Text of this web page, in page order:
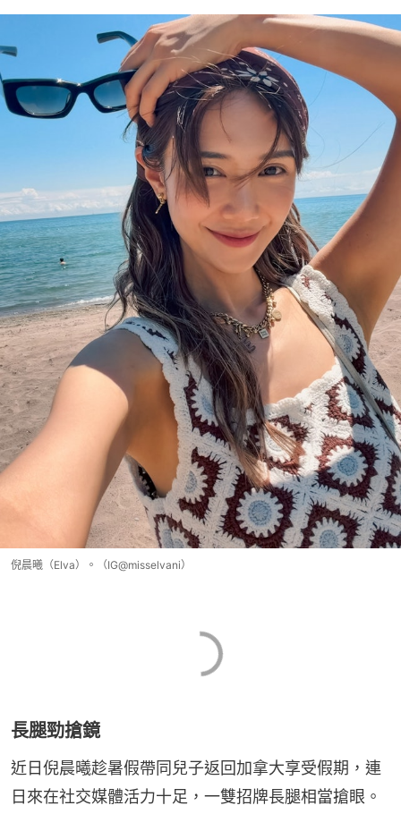
倪晨曦（Elva）。（IG@misselvani）
長腿勁搶鏡
近日倪晨曦趁暑假帶同兒子返回加拿大享受假期，連
日來在社交媒體活力十足，一雙招牌長腿相當搶眼。